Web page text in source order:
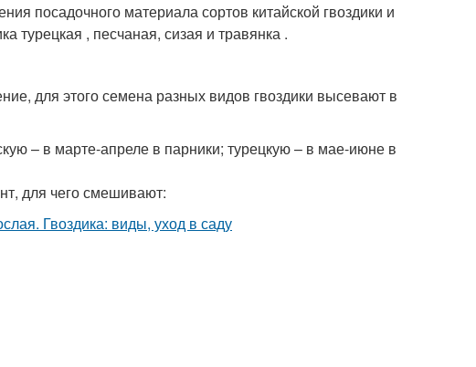
посадочного материала сортов китайской гвоздики и
турецкая , песчаная, сизая и травянка .
для этого семена разных видов гвоздики высевают в
– в марте-апреле в парники; турецкую – в мае-июне в
для чего смешивают: